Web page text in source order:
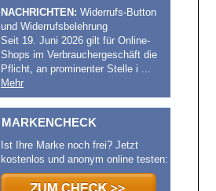
NACHRICHTEN: Widerrufs-Button
und Widerrufsbelehrung
Seit 19. Juni 2026 gilt für Online-
Shops im Verbrauchergeschäft die
Pflicht, an prominenter Stelle i ...
Mehr
MARKENCHECK
Ist Ihre Marke noch frei? Jetzt
kostenlos und anonym online testen: